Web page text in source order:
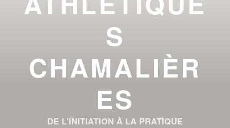
S
CHAMALIÈR
ES
DE L'INITIATION À LA PRATIQUE